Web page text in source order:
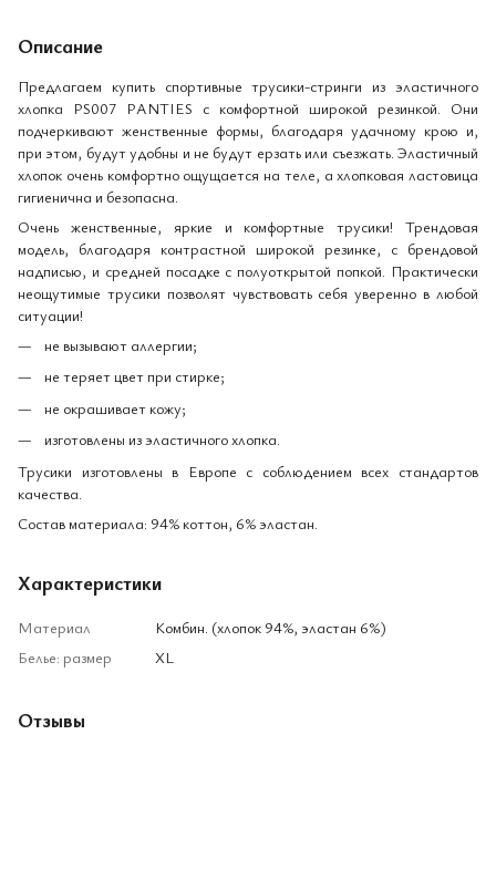
Описание
Предлагаем купить спортивные трусики-стринги из эластичного
хлопка PS007 PANTIES с комфортной широкой резинкой. Они
подчеркивают женственные формы, благодаря удачному крою и,
при этом, будут удобны и не будут ерзать или съезжать. Эластичный
хлопок очень комфортно ощущается на теле, а хлопковая ластовица
гигиенична и безопасна.
Очень женственные, яркие и комфортные трусики! Трендовая
модель, благодаря контрастной широкой резинке, с брендовой
надписью, и средней посадке с полуоткрытой попкой. Практически
неощутимые трусики позволят чувствовать себя уверенно в любой
ситуации!
не вызывают аллергии;
не теряет цвет при стирке;
не окрашивает кожу;
изготовлены из эластичного хлопка.
Трусики изготовлены в Европе с соблюдением всех стандартов
качества.
Состав материала: 94% коттон, 6% эластан.
Характеристики
Материал
Комбин. (хлопок 94%, эластан 6%)
Белье: размер
XL
Отзывы